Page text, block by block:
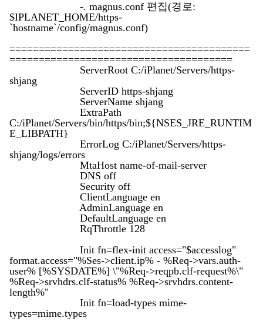
-. magnus.conf 편집(경로:
$IPLANET_HOME/https-
`hostname`/config/magnus.conf)
=========================================
======================================
ServerRoot C:/iPlanet/Servers/https-
shjang
ServerID https-shjang
ServerName shjang
ExtraPath
C:/iPlanet/Servers/bin/https/bin;${NSES_JRE_RUNTIM
E_LIBPATH}
ErrorLog C:/iPlanet/Servers/https-
shjang/logs/errors
MtaHost name-of-mail-server
DNS off
Security off
ClientLanguage en
AdminLanguage en
DefaultLanguage en
RqThrottle 128
Init fn=flex-init access="$accesslog"
format.access="%Ses->client.ip% - %Req->vars.auth-
user% [%SYSDATE%] \"%Req->reqpb.clf-request%\"
%Req->srvhdrs.clf-status% %Req->srvhdrs.content-
length%"
Init fn=load-types mime-
types=mime.types